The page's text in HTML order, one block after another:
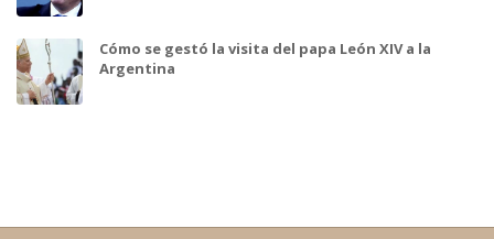
Cómo se gestó la visita del papa León XIV a la
Argentina